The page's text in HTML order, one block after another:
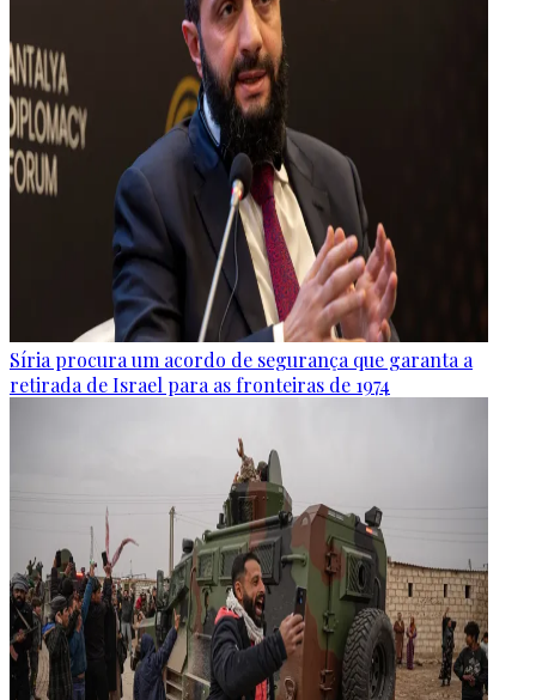
Síria procura um acordo de segurança que garanta a
retirada de Israel para as fronteiras de 1974